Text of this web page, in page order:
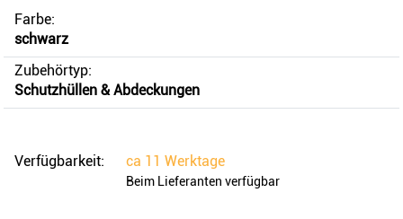
Farbe:
schwarz
Zubehörtyp:
Schutzhüllen & Abdeckungen
Verfügbarkeit: ca 11 Werktage
Beim Lieferanten verfügbar